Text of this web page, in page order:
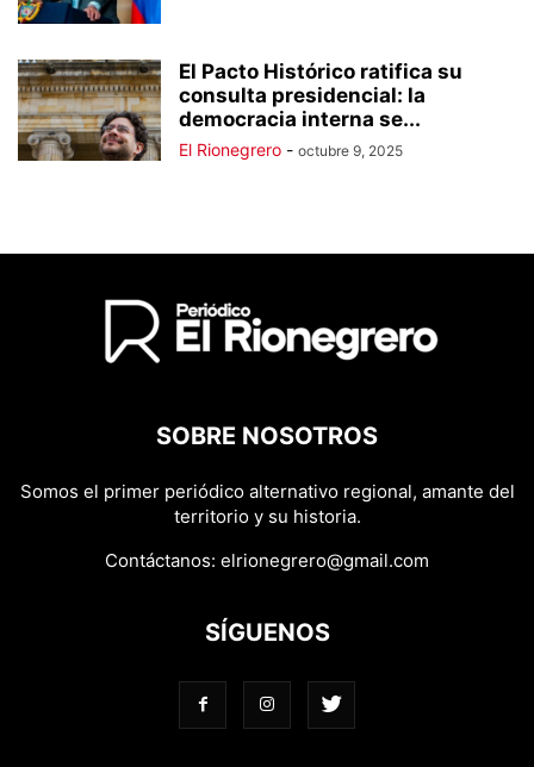
El Pacto Histórico ratifica su
consulta presidencial: la
democracia interna se...
El Rionegrero - octubre 9, 2025
SOBRE NOSOTROS
Somos el primer periódico alternativo regional, amante del
territorio y su historia.
Contáctanos: elrionegrero@gmail.com
SÍGUENOS